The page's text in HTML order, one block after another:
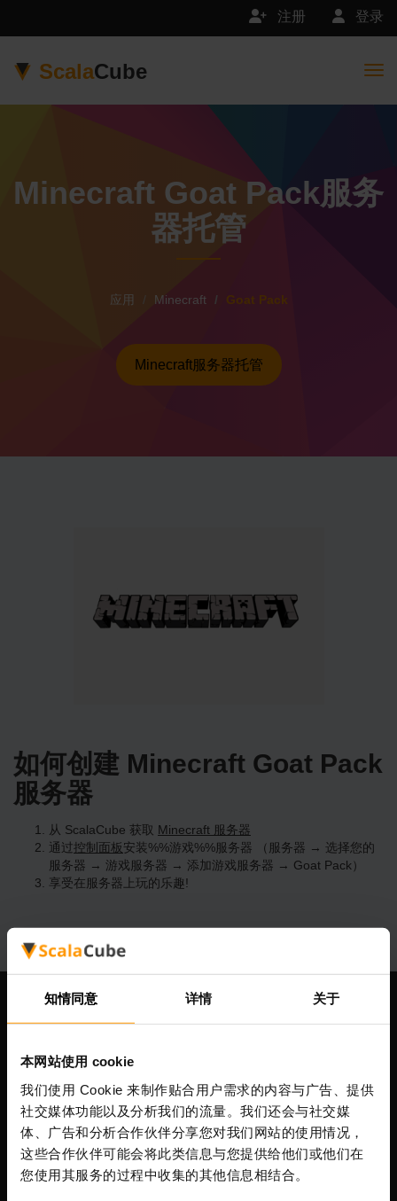
知情同意 详情 关于
本网站使用 cookie
我们使用 Cookie 来制作贴合用户需求的内容与广告、提供
社交媒体功能以及分析我们的流量。我们还会与社交媒
体、广告和分析合作伙伴分享您对我们网站的使用情况，
这些合作伙伴可能会将此类信息与您提供给他们或他们在
您使用其服务的过程中收集的其他信息相结合。
登录
注册
ScalaCube
Minecraft Goat Pack服务
器托管
应用 Minecraft Goat Pack
Minecraft服务器托管
如何创建 Minecraft Goat Pack
服务器
从 ScalaCube 获取 Minecraft 服务器
通过控制面板安装%%游戏%%服务器 （服务器 → 选择您的
服务器 → 游戏服务器 → 添加游戏服务器 → Goat Pack）
享受在服务器上玩的乐趣!
Scalable Hosting Solutions OÜ
注册码: 14652605
增值税号: EE102133820
地址: Harju maakond, Tallinn, Kesklinna linnaosa,
Vesivärava tn 50-201, 10152